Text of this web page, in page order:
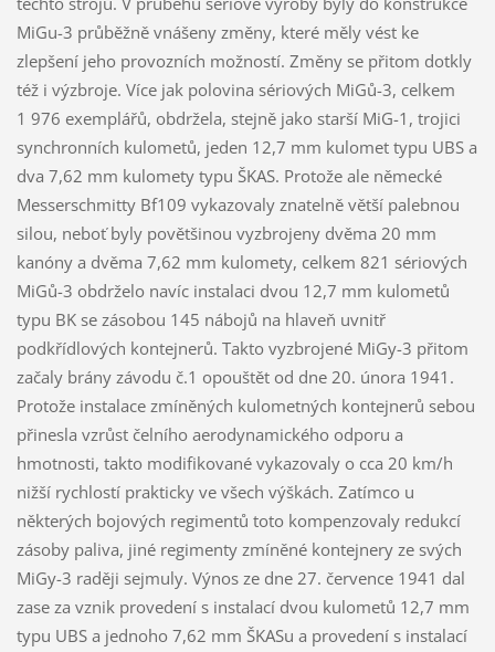
MiGu-3 průběžně vnášeny změny, které měly vést ke
zlepšení jeho provozních možností. Změny se přitom dotkly
též i výzbroje. Více jak polovina sériových MiGů-3, celkem
1 976 exemplářů, obdržela, stejně jako starší MiG-1, trojici
synchronních kulometů, jeden 12,7 mm kulomet typu UBS a
dva 7,62 mm kulomety typu ŠKAS. Protože ale německé
Messerschmitty Bf109 vykazovaly znatelně větší palebnou
silou, neboť byly povětšinou vyzbrojeny dvěma 20 mm
kanóny a dvěma 7,62 mm kulomety, celkem 821 sériových
MiGů-3 obdrželo navíc instalaci dvou 12,7 mm kulometů
typu BK se zásobou 145 nábojů na hlaveň uvnitř
podkřídlových kontejnerů. Takto vyzbrojené MiGy-3 přitom
začaly brány závodu č.1 opouštět od dne 20. února 1941.
Protože instalace zmíněných kulometných kontejnerů sebou
přinesla vzrůst čelního aerodynamického odporu a
hmotnosti, takto modifikované vykazovaly o cca 20 km/h
nižší rychlostí prakticky ve všech výškách. Zatímco u
některých bojových regimentů toto kompenzovaly redukcí
zásoby paliva, jiné regimenty zmíněné kontejnery ze svých
MiGy-3 raději sejmuly. Výnos ze dne 27. července 1941 dal
zase za vznik provedení s instalací dvou kulometů 12,7 mm
typu UBS a jednoho 7,62 mm ŠKASu a provedení s instalací